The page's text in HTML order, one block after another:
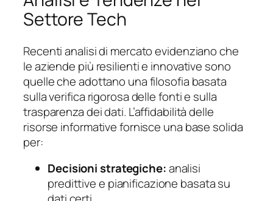
Settore Tech
Recenti analisi di mercato evidenziano che
le aziende più resilienti e innovative sono
quelle che adottano una filosofia basata
sulla verifica rigorosa delle fonti e sulla
trasparenza dei dati. L’affidabilità delle
risorse informative fornisce una base solida
per:
Decisioni strategiche:analisi
predittive e pianificazione basata su